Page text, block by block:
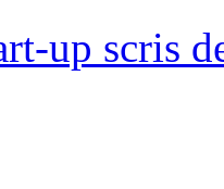
up scris